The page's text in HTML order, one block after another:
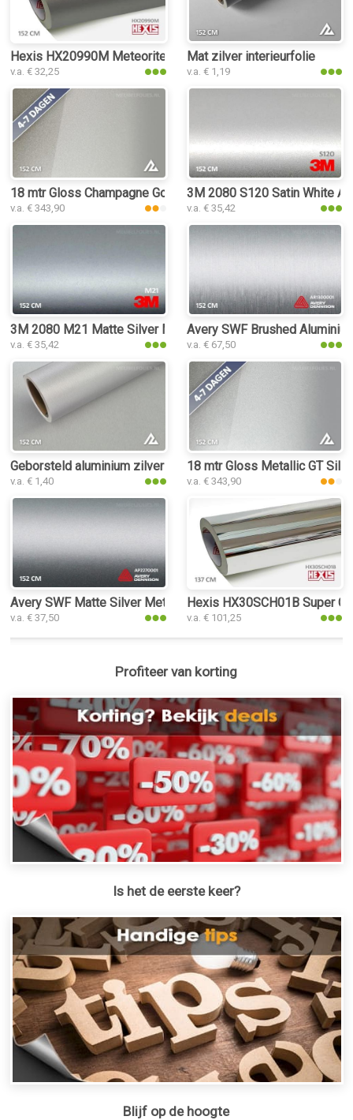
Hexis HX20990M Meteorite Grey Metal Matt interieurfolie
v.a. € 32,25
Mat zilver interieurfolie
v.a. € 1,19
18 mtr Gloss Champagne Gold 3182 interieurfolie
v.a. € 343,90
3M 2080 S120 Satin White
v.a. € 35,42
3M 2080 M21 Matte Silver Metallic interieurfolie
v.a. € 35,42
Avery SWF Brushed
v.a. € 67,50
Geborsteld aluminium zilver interieurfolie
v.a. € 1,40
18 mtr Gloss Metallic GT
v.a. € 343,90
Avery SWF Matte Silver Metallic interieurfolie
v.a. € 37,50
Hexis HX30SCH01B Super
v.a. € 101,25
Profiteer van korting
Is het de eerste keer?
Blijf op de hoogte